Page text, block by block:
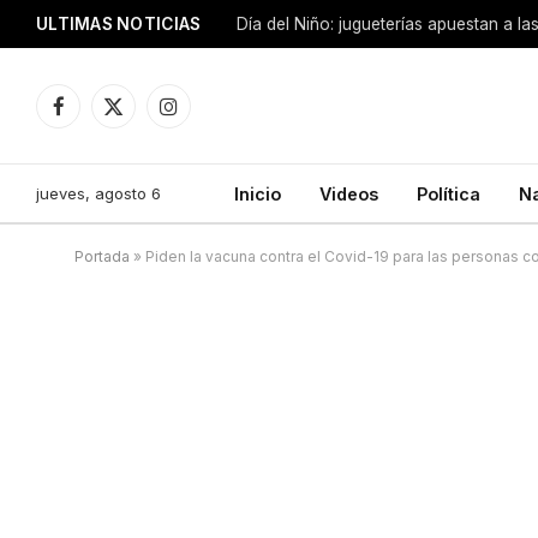
ULTIMAS NOTICIAS Día del Niño: jugueterías apuestan a
Facebook
X
Instagram
jueves, agosto 6 Inicio Videos Política
Portada » Piden la vacuna contra el Covid-19 para las personas